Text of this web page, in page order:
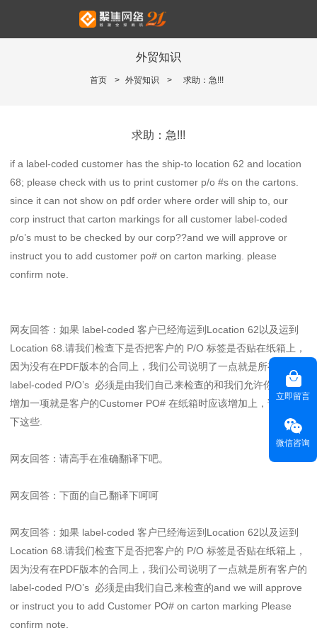
外贸知识
首页 > 外贸知识 > 求助：急!!!
求助：急!!!
if a label-coded customer has the ship-to location 62 and location
68; please check with us to print customer p/o #s on the cartons.
since it can not show on pdf order where order will ship to, our
corp instruct that carton markings for all customer label-coded
p/o’s must to be checked by our corp??and we will approve or
instruct you to add customer po# on carton marking. please
confirm note.
网友回答：如果 label-coded 客户已经海运到Location 62以及运到
Location 68.请我们检查下是否把客户的 P/O 标签是否贴在纸箱上，
因为没有在PDF版本的合同上，我们公司说明了一点就是所有客户的
label-coded P/O’s 必须是由我们自己来检查的和我们允许你们或者
增加一项就是客户的Customer PO# 在纸箱时应该增加上，请你确定
下这些.
网友回答：请高手在准确翻译下吧。
网友回答：下面的自己翻译下呵呵
网友回答：如果 label-coded 客户已经海运到Location 62以及运到
Location 68.请我们检查下是否把客户的 P/O 标签是否贴在纸箱上，
因为没有在PDF版本的合同上，我们公司说明了一点就是所有客户的
label-coded P/O’s 必须是由我们自己来检查的and we will approve
or instruct you to add Customer PO# on carton marking Please
confirm note.
立即留言
微信咨询